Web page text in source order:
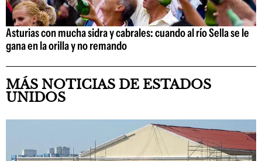
Asturias con mucha sidra y cabrales: cuando al río Sella se le
gana en la orilla y no remando
MÁS NOTICIAS DE ESTADOS
UNIDOS